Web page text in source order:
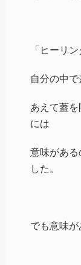
「ヒーリ
自分の中で
あえて蓋
には
意味がある
した。
でも意味が